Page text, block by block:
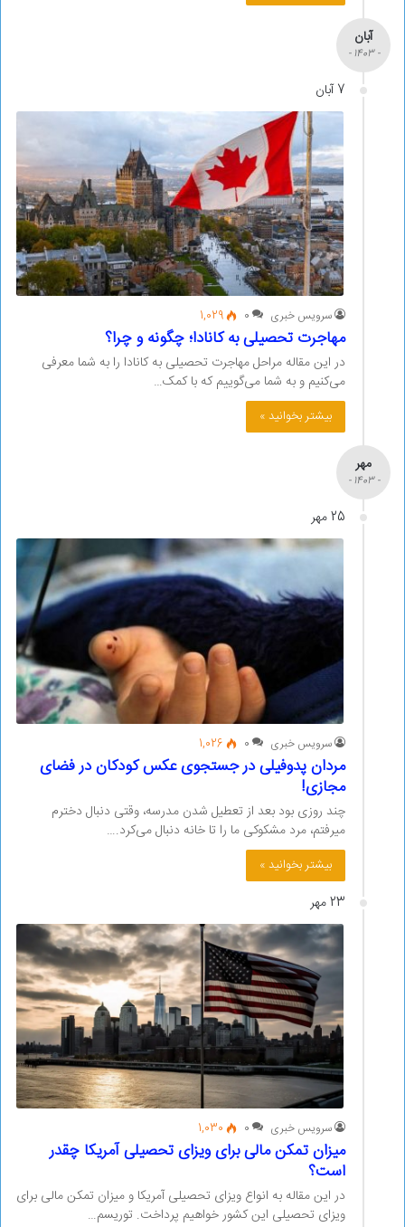
آبان
- 1403 -
7 آبان
سرویس خبری 0
1,029
مهاجرت تحصیلی به کانادا؛ چگونه و چرا؟
در این مقاله مراحل مهاجرت تحصیلی به کانادا را به شما معرفی
می‌کنیم و به شما می‌گوییم که با کمک…
بیشتر بخوانید »
مهر
- 1403 -
25 مهر
سرویس خبری 0
1,026
مردان پدوفیلی در جستجوی عکس کودکان در فضای
مجازی!
چند روزی بود بعد از تعطیل شدن مدرسه، وقتی دنبال دخترم
میرفتم، مرد مشکوکی ما را تا خانه دنبال می‌کرد.…
بیشتر بخوانید »
23 مهر
سرویس خبری 0
1,030
میزان تمکن مالی برای ویزای تحصیلی آمریکا چقدر
است؟
در این مقاله به انواع ویزای تحصیلی آمریکا و میزان تمکن مالی برای
ویزای تحصیلی این کشور خواهیم پرداخت. توریسم…